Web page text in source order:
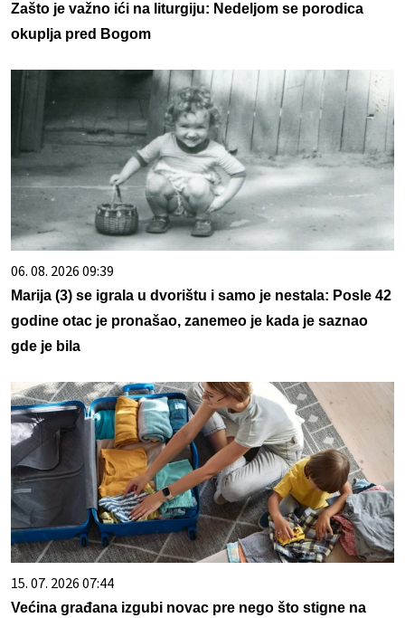
Zašto je važno ići na liturgiju: Nedeljom se porodica
okuplja pred Bogom
06. 08. 2026 09:39
Marija (3) se igrala u dvorištu i samo je nestala: Posle 42
godine otac je pronašao, zanemeo je kada je saznao
gde je bila
15. 07. 2026 07:44
Većina građana izgubi novac pre nego što stigne na